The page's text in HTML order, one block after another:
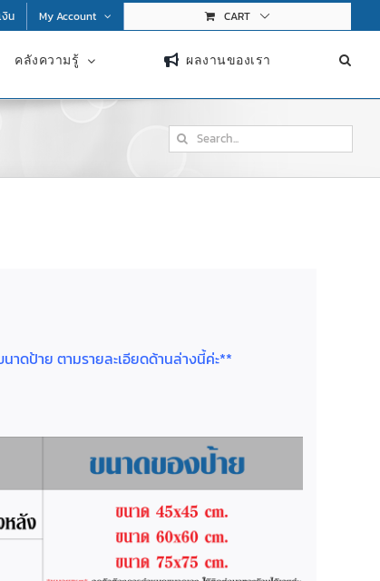
งิน My Account CART
คลังความรู้ ผลงานของเรา
Search
for:
ดป้าย ตามรายละเอียดด้านล่างนี้ค่ะ**